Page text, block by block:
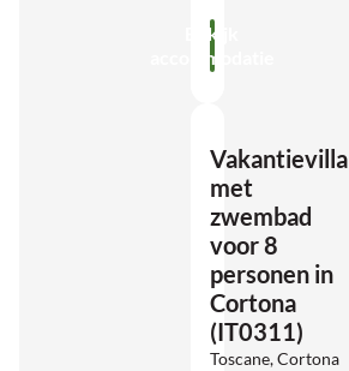
Bekijk
accommodatie
Vakantievilla
met
zwembad
voor 8
personen in
Cortona
(IT0311)
Toscane, Cortona